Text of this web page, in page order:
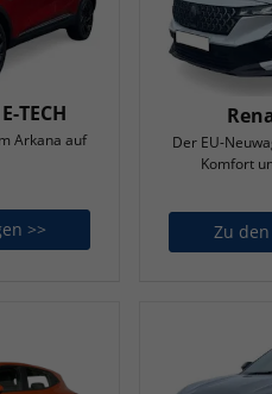
TECH
Arkana auf
>> Renault Arkana E-TECH
Der EU-
Komfort
Zu